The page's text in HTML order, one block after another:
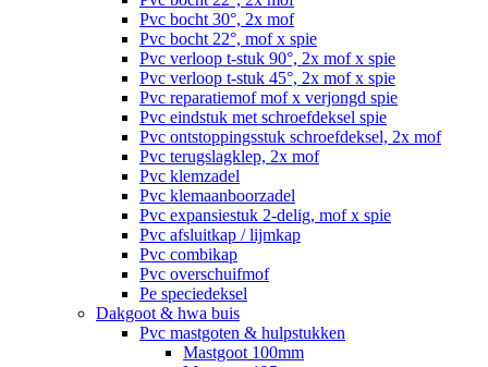
Pvc bocht 30°, 2x mof
Pvc bocht 22°, mof x spie
Pvc verloop t-stuk 90°, 2x mof x spie
Pvc verloop t-stuk 45°, 2x mof x spie
Pvc reparatiemof mof x verjongd spie
Pvc eindstuk met schroefdeksel spie
Pvc ontstoppingsstuk schroefdeksel, 2x mof
Pvc terugslagklep, 2x mof
Pvc klemzadel
Pvc klemaanboorzadel
Pvc expansiestuk 2-delig, mof x spie
Pvc afsluitkap / lijmkap
Pvc combikap
Pvc overschuifmof
Pe speciedeksel
Dakgoot & hwa buis
Pvc mastgoten & hulpstukken
Mastgoot 100mm